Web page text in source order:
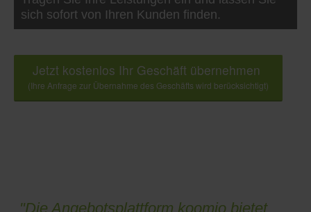
sich sofort von Ihren Kunden finden.
Jetzt kostenlos Ihr Geschäft übernehmen
(Ihre Anfrage zur Übernahme des Geschäfts wird berücksichtigt)
"Die Angebotsplattform koomio bietet